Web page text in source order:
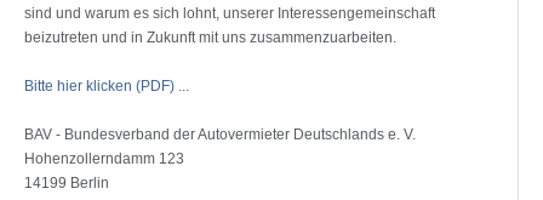
sind und warum es sich lohnt, unserer Interessengemeinschaft
beizutreten und in Zukunft mit uns zusammenzuarbeiten.
Bitte hier klicken (PDF) ...
BAV - Bundesverband der Autovermieter Deutschlands e. V.
Hohenzollerndamm 123
14199 Berlin